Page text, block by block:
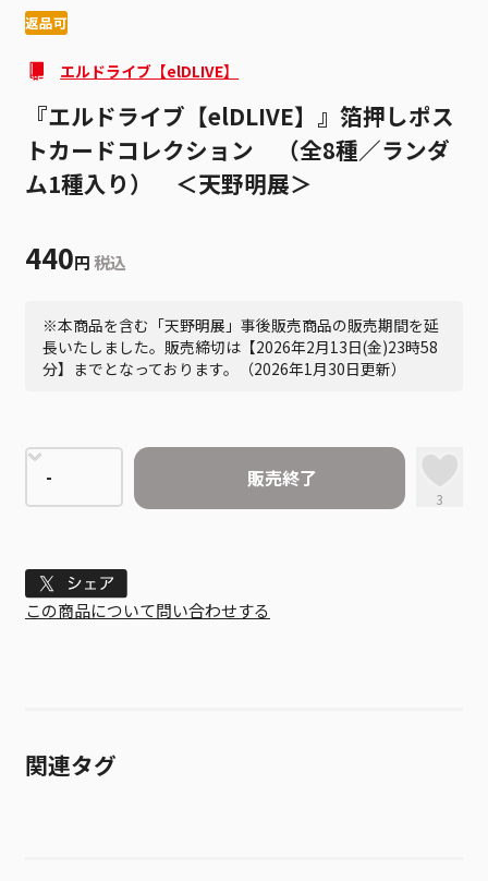
返品可
エルドライブ【elDLIVE】
『エルドライブ【elDLIVE】』箔押しポス
トカードコレクション （全8種／ランダ
ム1種入り） ＜天野明展＞
440円 税込
※本商品を含む「天野明展」事後販売商品の販売期間を延
長いたしました。販売締切は【2026年2月13日(金)23時58
分】までとなっております。（2026年1月30日更新）
販売終了
3
Tweet
この商品について問い合わせする
関連タグ